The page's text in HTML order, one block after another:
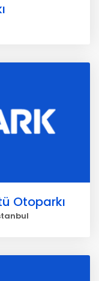
Otoparkı